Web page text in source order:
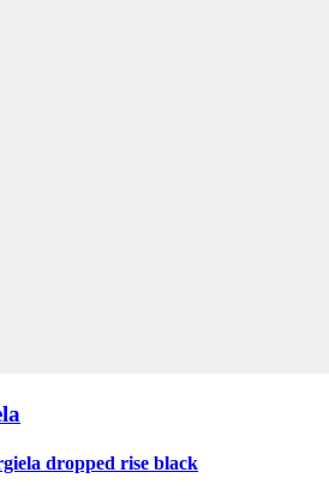
dropped rise black